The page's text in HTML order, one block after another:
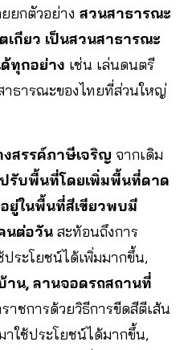
ยกตัวอย่าง สวนสาธารณะ
เกียว เป็นสวนสาธารณะ
ทุกอย่าง เช่น เล่นดนตรี
าธารณะของไทยที่ส่วนใหญ่
สรรค์ภาษีเจริญ จากเดิม
รับพื้นที่โดยเพิ่มพื้นที่ดาด
ยู่ในพื้นที่สีเขียวพบมี
นต่อวัน สะท้อนถึงการ
ประโยชน์ได้เพิ่มมากขึ้น,
าน, ลานจอดรถสถานที่
าชการด้วยวิธีการขีดสีตีเส้น
ใช้ประโยชน์ได้มากขึ้น,